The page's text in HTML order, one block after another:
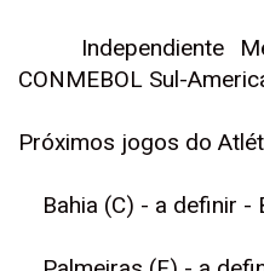
Independiente
CONMEBOL Sul-
Próximos jogos do
Bahia (C) - a definir -